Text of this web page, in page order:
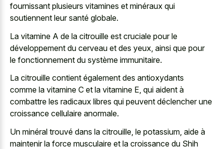
fournissant plusieurs vitamines et minéraux qui
soutiennent leur santé globale.
La vitamine A de la citrouille est cruciale pour le
développement du cerveau et des yeux, ainsi que pour
le fonctionnement du système immunitaire.
La citrouille contient également des antioxydants
comme la vitamine C et la vitamine E, qui aident à
combattre les radicaux libres qui peuvent déclencher une
croissance cellulaire anormale.
Un minéral trouvé dans la citrouille, le potassium, aide à
maintenir la force musculaire et la croissance du Shih